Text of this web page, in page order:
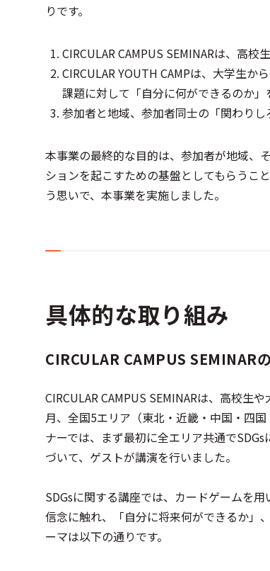
りです。
CIRCULAR CAMPUS SEMINARは、高
CIRCULAR YOUTH CAMPは、大学生
課題に対して「自分に何ができるのか
参加者と地域、参加者同士の「関わり
本事業の最終的な目的は、参加者が地域、
ションを起こすための基盤としてもらうこ
う思いで、本事業を実施しました。
具体的な取り組み
CIRCULAR CAMPUS SEMINAR
CIRCULAR CAMPUS SEMINARは、高校生
月、全国5エリア（東北・近畿・中国・四
ナーでは、まず最初に全エリア共通で
づいて、ゲストが講演を行いました。
SDGsに関する講座では、カードゲームを
信念に触れ、「自分に将来何ができるか」
ーマは以下の通りです。